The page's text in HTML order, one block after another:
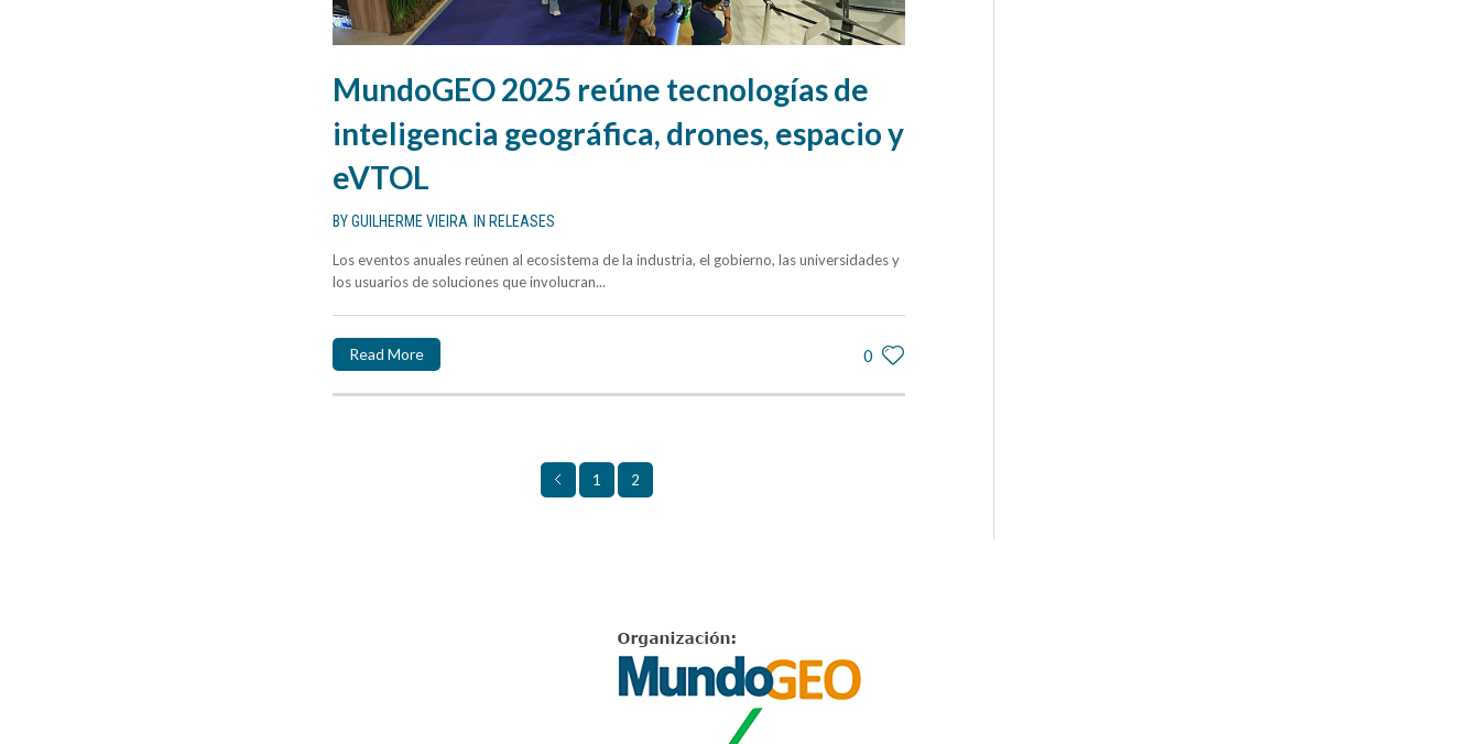
MundoGEO 2025 reúne tecnologías de
inteligencia geográfica, drones, espacio y
eVTOL
BYGUILHERME VIEIRA IN RELEASES
Los eventos anuales reúnen al ecosistema de la industria, el gobierno, las universidades y
los usuarios de soluciones que involucran...
0
Read More
1 2